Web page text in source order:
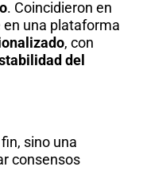
. Coincidieron en
una plataforma
, con
del
sino una
consensos